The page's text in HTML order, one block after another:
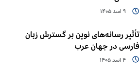
9 اسد 1405
تأثیر رسانه‌های نوین بر گسترش زبان
فارسی در جهان عرب
4 اسد 1405